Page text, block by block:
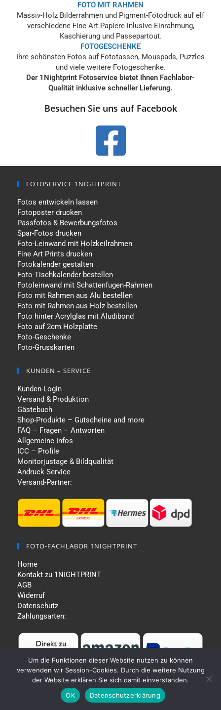
FOTO MIT RAHMEN
Massiv-Holz Bilderrahmen und Pigment-Fotodruck auf elf
verschiedene Fine Art Papiere inlusive Einrahmung,
Kaschierung und Passepartout.
FOTOGESCHENKE
Ihre schönsten Fotos auf Fototassen, Mouspads, Puzzles
und viele weitere Fotogeschenke.
Der 1Nightprint Fotoservice bietet Ihnen Fachlabor-
Qualität inklusive schneller Lieferung.
Besuchen Sie uns auf Facebook
FOTOSERVICE 1NIGHTPRINT
Fotos entwickeln lassen
Fotoposter drucken
Passfotos & Bewerbungsfotos
Spar-Fotos drucken
Foto-Leinwand mit Holzkeilrahmen
Fine Art Prints drucken
Fotokalender gestalten
Foto-Tischkalender bestellen
Fotoleinwand mit Schattenfugen-Rahmen
Foto mit Rahmen aus Alu bestellen
Foto mit Rahmen aus Holz bestellen
Foto hinter Acrylglas mit Aludibond
Foto auf 2cm Holzplatte
Foto-Geschenke
Foto-Grusskarten
KUNDEN – SERVICE
Kunden-Login
Versand & Produktion
Gästebuch
Shop-Produkte – Gutscheine and more
FAQ – Fragen – Antworten
Allgemeine Infos
ICC – Profile
Monitorjustage & Bildqualität
Andruck-Service
Versand-Partner:
FOTO-FACHLABOR 1NIGHTPRINT
Home
Kontakt zu 1NIGHTPRINT
AGB
Widerruf
Datenschutz
Zahlungsarten:
Um die Funktionen dieser Website nutzen zu können
verwenden wir Session-Cookies. Durch die weitere Nutzung
der Website erklären Sie sich damit einverstanden.
OK
Datenschutzerklärung